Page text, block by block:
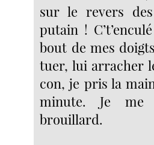
sur le revers des
putain !
bout de mes
tuer, lui arracher
con, je pris la
minute. Je me
brouillard.